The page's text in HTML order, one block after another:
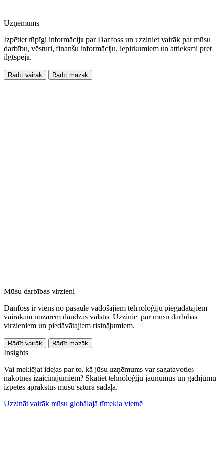
Uzņēmums
Izpētiet rūpīgi informāciju par Danfoss un uzziniet vairāk par mūsu
darbību, vēsturi, finanšu informāciju, iepirkumiem un attieksmi pret
ilgtspēju.
Rādīt vairāk Rādīt mazāk
Mūsu darbības virzieni
Danfoss ir viens no pasaulē vadošajiem tehnoloģiju piegādātājiem
vairākām nozarēm daudzās valstīs. Uzziniet par mūsu darbības
virzieniem un piedāvātajiem risinājumiem.
Rādīt vairāk Rādīt mazāk
Insights
Vai meklējat idejas par to, kā jūsu uzņēmums var sagatavoties
nākotnes izaicinājumiem? Skatiet tehnoloģiju jaunumus un gadījumu
izpētes aprakstus mūsu satura sadaļā.
Uzzināt vairāk mūsu globālajā tīmekļa vietnē